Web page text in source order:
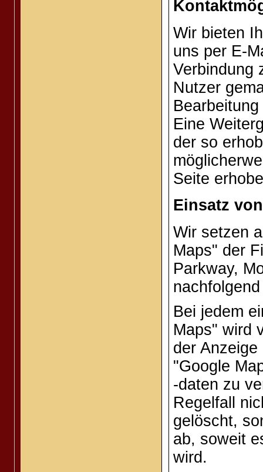
Wir bieten
uns per E-
Verbindung
Nutzer
Eine
der so
Seite
Einsatz
Wir setzen
Maps" der
Parkway,
nachfolgend
Bei jedem
Maps" wird
der
"Google
-daten zu
Regelfall
gelöscht,
ab, soweit
wird.